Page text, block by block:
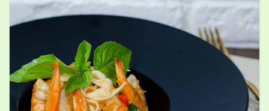
пиццы"